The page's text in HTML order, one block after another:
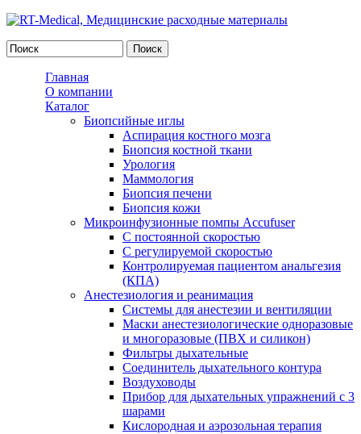
Главная
О компании
Каталог
Биопсийные иглы
Аспирация костного мозга
Биопсия костной ткани
Урология
Маммология
Биопсия печени
Биопсия кожи
Микроинфузионные помпы Accufuser
С постоянной скоростью
С регулируемой скоростью
Контролируемая пациентом анальгезия
(КПА)
Анестезиология и реанимация
Системы для анестезии и вентиляции
Маски анестезиологические одноразовые
и многоразовые (ПВХ и силикон)
Фильтры дыхательные
Соединитель дыхательного контура
Воздуховоды
Прибор для дыхательных упражнений с 3
шарами
Кислородная и аэрозольная терапия